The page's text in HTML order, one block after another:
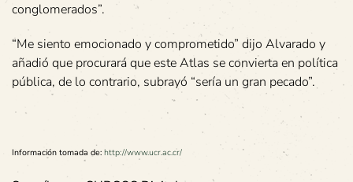
conglomerados”.
“Me siento emocionado y comprometido” dijo Alvarado y
añadió que procurará que este Atlas se convierta en política
pública, de lo contrario, subrayó “sería un gran pecado”.
Información tomada de: http://www.ucr.ac.cr/